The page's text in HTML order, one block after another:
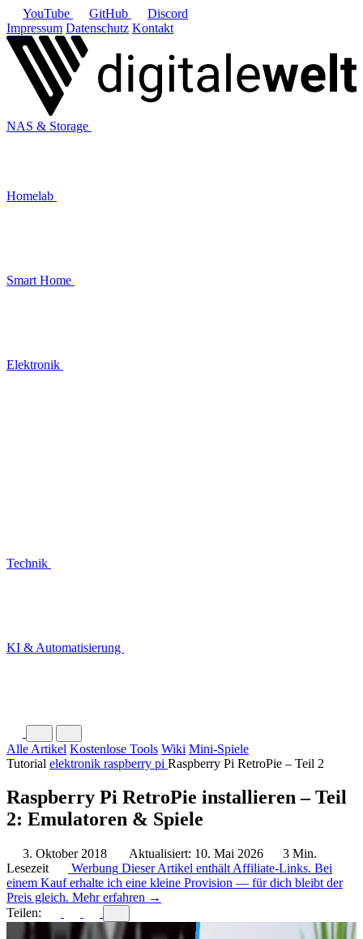
YouTube GitHub
Discord
Impressum Datenschutz Kontakt
NAS & Storage
Homelab
Smart Home
Elektronik
Technik
KI & Automatisierung
Alle Artikel Kostenlose Tools Wiki Mini-Spiele
Tutorial elektronik raspberry pi Raspberry Pi RetroPie – Teil 2
Raspberry Pi RetroPie installieren – Teil
2: Emulatoren & Spiele
3. Oktober 2018 Aktualisiert: 10. Mai 2026
3 Min.
Lesezeit
Werbung Dieser Artikel enthält Affiliate-Links. Bei
einem Kauf erhalte ich eine kleine Provision — für dich bleibt der
Preis gleich. Mehr erfahren →
Teilen: